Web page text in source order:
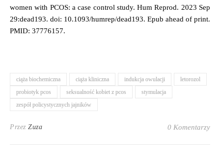
women with PCOS: a case control study. Hum Reprod. 2023 Sep
29:dead193. doi: 10.1093/humrep/dead193. Epub ahead of print.
PMID: 37776157.
ciąża biochemiczna ciąża kliniczna indukcja owulacji
letorozol
probiotyk pcos
seksualność kobiet z pcos
stymulacja
zespół policystycznych jajników
Przez Zuza 0 Komentarzy